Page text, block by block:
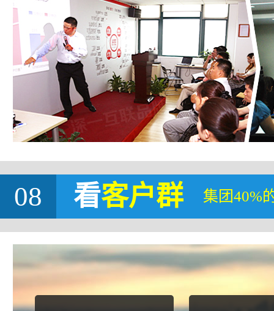
08 看客户群 集团40%